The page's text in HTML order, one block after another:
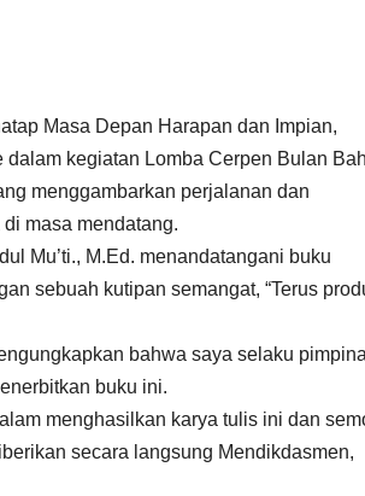
Masa Depan Harapan dan Impian,
kegiatan Lomba Cerpen Bulan
menggambarkan perjalanan dan
masa mendatang.
Mu’ti., M.Ed. menandatangani buku
sebuah kutipan semangat, “Terus
bahwa saya selaku
buku ini.
menghasilkan karya tulis ini dan
secara langsung Mendikdasmen,